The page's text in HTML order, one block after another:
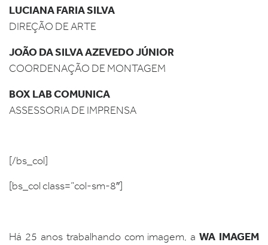
LUCIANA FARIA SILVA
DIREÇÃO DE ARTE
JOÃO DA SILVA AZEVEDO JÚNIOR
COORDENAÇÃO DE MONTAGEM
BOX LAB COMUNICA
ASSESSORIA DE IMPRENSA
[/bs_col]
[bs_col class=”col-sm-8″]
Há 25 anos trabalhando com imagem, aWA IMAGEM